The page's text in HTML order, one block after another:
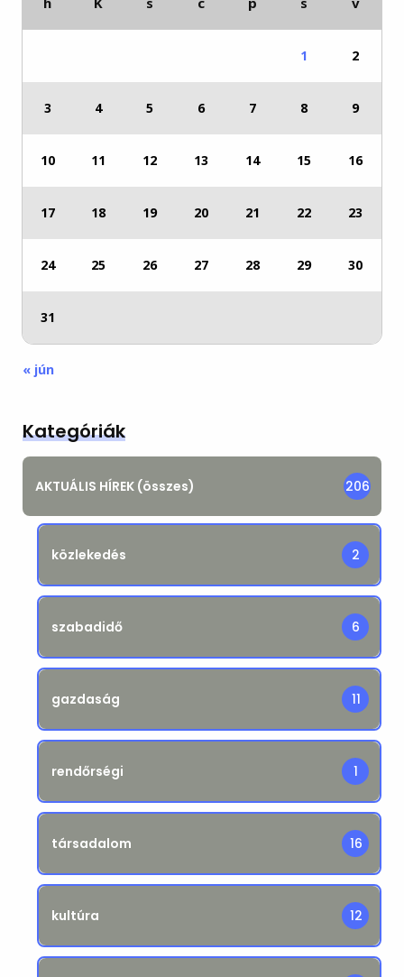
1 2
3 4 5 6 7 8 9
10 11 12 13 14 15 16
17 18 19 20 21 22 23
24 25 26 27 28 29 30
31
« jún
Kategóriák
AKTUÁLIS HÍREK (összes) 206
közlekedés 2
szabadidő 6
gazdaság 11
rendőrségi 1
társadalom 16
kultúra 12